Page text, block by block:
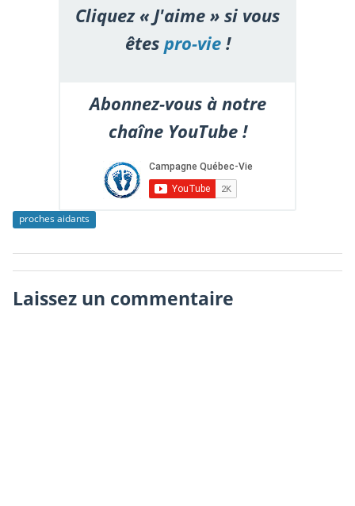
Cliquez « J'aime » si vous
êtespro-vie!
Abonnez-vous à notre
chaîne YouTube !
proches aidants
Laissez un commentaire